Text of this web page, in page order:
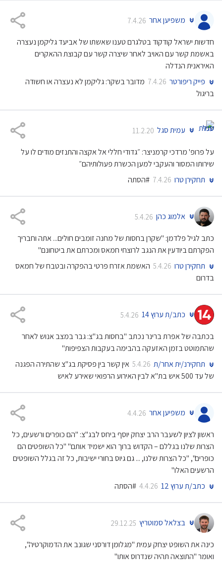
משפיען אחר 7.4.26
חדשות ישראל קודקוד בטלגרם טענו שאשתו של אביעד גליקמן נעצרה
באשמת קשר עם האויב לאחר שיצרה קשר עם קבוצת ההאקרים
האיראנית הנדלה
פייק ריפורטר 7.4.26 מדובר בשקר: גליקמן לא נעצרה או חשודה
בריגול
עמית סגל 11.2.20
על פרופ' מרדכי קרמניצר: ״גדודי חללי אל אקצה והתנזים מודים לו על
שירותו המסור והעקבי למען הכשרת פעולותיהם״
תחקירן טרו 7.4.26 #הסתה
אלמוג כהן 5.4.26
כתב לגיל פלדמן: "שקרן בחסות של מחנה זומבים חולים... אתה וחבריך
הפקרתם ביודעין את הנגב לרוצחי חמאס ומכרתם את ביטחונם"
תחקירן טרו 5.4.26 האשמת אזרח פרטי בהפקרה ובטבח של חמאס
בדרום
כתב/ת ערוץ 14 5.4.26
בכתבה של אפרת ברינר נכתב "בחסות בג"צ: גבר במצב אנוש לאחר
שהתמוטט בזמן האזעקה בהבימה בעקבות הצפיפות"
תחקירנ/ית אחר/ת 5.4.26 אין קשר בין פסיקת בג"צ שהתירה הפגנה
של עד 500 איש בת"א לבין האירוע הרפואי שאירע לאיש
משפיען אחר 4.4.26
ראשון לציון לשעבר הרב יצחק יוסף ביחס לבג"צ: "הם כופרים ורשעים, כל
הצרות שלנו בגללם – הקדוש ברוך הוא ישמיד אותם" "כל השופטים הם
כופרים", "כל הצרות שלנו, ... גם גיוס בחורי ישיבות, כל זה בגלל השופטים
הרשעים האלו"
כתב/ת ערוץ 12
4.4.26 #הסתה
בצלאל סמוטריץ 29.12.25
כינה את השופט יצחק עמית "מגלומן דורסני שגונב את הדמוקרטיה",
ואומר "התוצאה תהיה שנדרוס אותו"